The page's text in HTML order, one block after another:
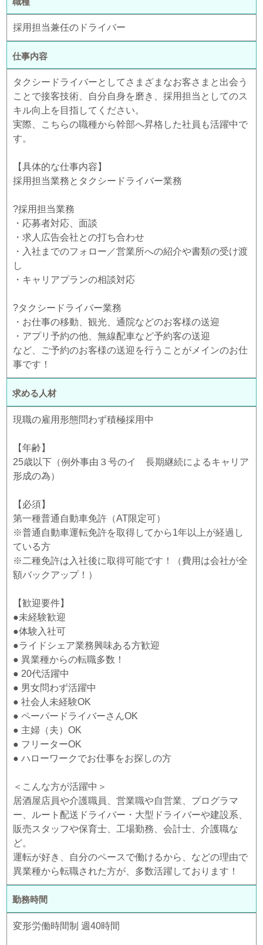
採用担当兼任のドライバー
仕事内容
タクシードライバーとしてさまざまなお客さまと出会う
ことで接客技術、自分自身を磨き、採用担当としてのス
キル向上を目指してください。
実際、こちらの職種から幹部へ昇格した社員も活躍中で
す。
【具体的な仕事内容】
採用担当業務とタクシードライバー業務
?採用担当業務
・応募者対応、面談
・求人広告会社との打ち合わせ
・入社までのフォロー／営業所への紹介や書類の受け渡
し
・キャリアプランの相談対応
?タクシードライバー業務
・お仕事の移動、観光、通院などのお客様の送迎
・アプリ予約の他、無線配車など予約客の送迎
など、ご予約のお客様の送迎を行うことがメインのお仕
事です！
求める人材
現職の雇用形態問わず積極採用中
【年齢】
25歳以下（例外事由３号のイ 長期継続によるキャリア
形成の為）
【必須】
第一種普通自動車免許（AT限定可）
※普通自動車運転免許を取得してから1年以上が経過し
ている方
※二種免許は入社後に取得可能です！（費用は会社が全
額バックアップ！）
【歓迎要件】
●未経験歓迎
●体験入社可
●ライドシェア業務興味ある方歓迎
● 異業種からの転職多数！
● 20代活躍中
● 男女問わず活躍中
● 社会人未経験OK
● ペーパードライバーさんOK
● 主婦（夫）OK
● フリーターOK
● ハローワークでお仕事をお探しの方
＜こんな方が活躍中＞
居酒屋店員や介護職員、営業職や自営業、プログラマ
ー、ルート配送ドライバー・大型ドライバーや建設系、
販売スタッフや保育士、工場勤務、会計士、介護職な
ど。
運転が好き、自分のペースで働けるから、などの理由で
異業種から転職された方が、多数活躍しております！
勤務時間
変形労働時間制 週40時間